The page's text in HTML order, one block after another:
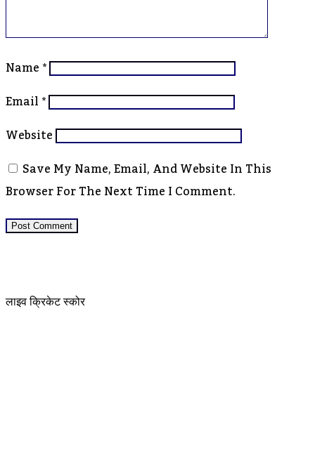
Name*
Email*
Website
Save My Name, Email, And Website In This
Browser For The Next Time I Comment.
लाइव क्रिकेट स्कोर